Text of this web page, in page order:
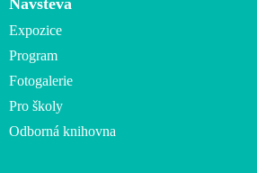
Návštěva
Expozice
Program
Fotogalerie
Pro školy
Odborná knihovna